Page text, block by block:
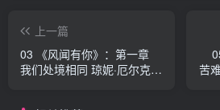
上一篇
03 《风闻有你》：第一章
我们处境相同 琼妮·厄尔克森
苦